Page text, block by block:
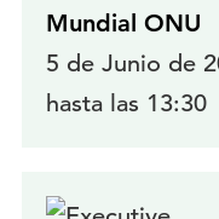
Mundial ONU
5 de Junio de
hasta las 13:30